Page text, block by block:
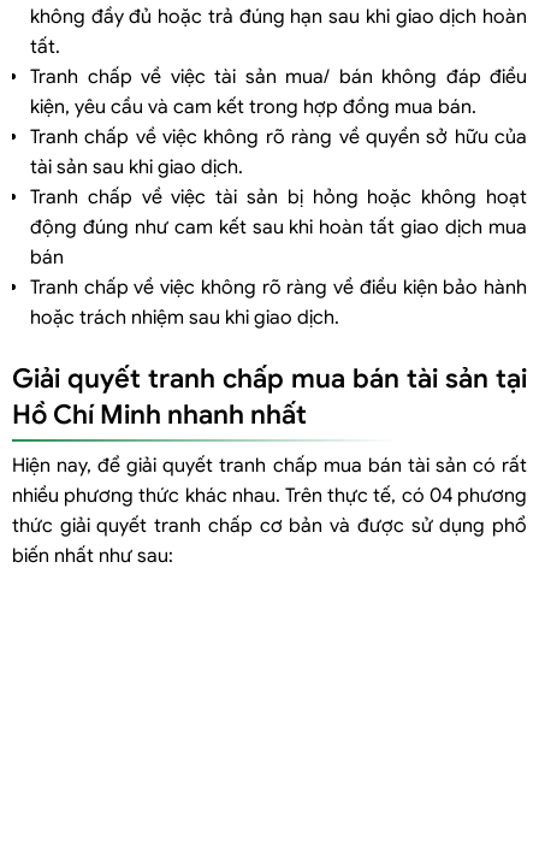
không đầy đủ hoặc trả đúng hạn sau khi giao dịch hoàn
tất.
Tranh chấp về việc tài sản mua/ bán không đáp điều
kiện, yêu cầu và cam kết trong hợp đồng mua bán.
Tranh chấp về việc không rõ ràng về quyền sở hữu của
tài sản sau khi giao dịch.
Tranh chấp về việc tài sản bị hỏng hoặc không hoạt
động đúng như cam kết sau khi hoàn tất giao dịch mua
bán
Tranh chấp về việc không rõ ràng về điều kiện bảo hành
hoặc trách nhiệm sau khi giao dịch.
Giải quyết tranh chấp mua bán tài sản tại
Hồ Chí Minh nhanh nhất
Hiện nay, để giải quyết tranh chấp mua bán tài sản có rất
nhiều phương thức khác nhau. Trên thực tế, có 04 phương
thức giải quyết tranh chấp cơ bản và được sử dụng phổ
biến nhất như sau: